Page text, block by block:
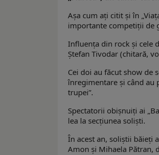
Aşa cum aţi citit şi în
importante competiţii de
Influenţa din rock şi cele
Ştefan Tivodar (chitară,
Cei doi au făcut show de
înregimentare şi când au
trupei”.
Spectatorii obişnuiţi ai
lea la secţiunea solişti.
În acest an, soliştii băieţi
Amon şi Mihaela Pătran,